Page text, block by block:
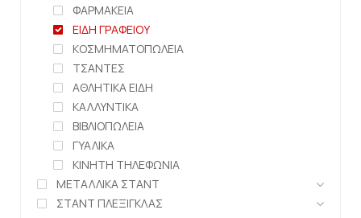
ΦΑΡΜΑΚΕΙΑ
ΕΙΔΗ ΓΡΑΦΕΙΟΥ
ΚΟΣΜΗΜΑΤΟΠΩΛΕΙΑ
ΤΣΑΝΤΕΣ
ΑΘΛΗΤΙΚΑ ΕΙΔΗ
ΚΑΛΛΥΝΤΙΚΑ
ΒΙΒΛΙΟΠΩΛΕΙΑ
ΓΥΑΛΙΚΑ
ΚΙΝΗΤΗ ΤΗΛΕΦΩΝΙΑ
ΜΕΤΑΛΛΙΚΑ ΣΤΑΝΤ
ΣΤΑΝΤ ΠΛΕΞΙΓΚΛΑΣ